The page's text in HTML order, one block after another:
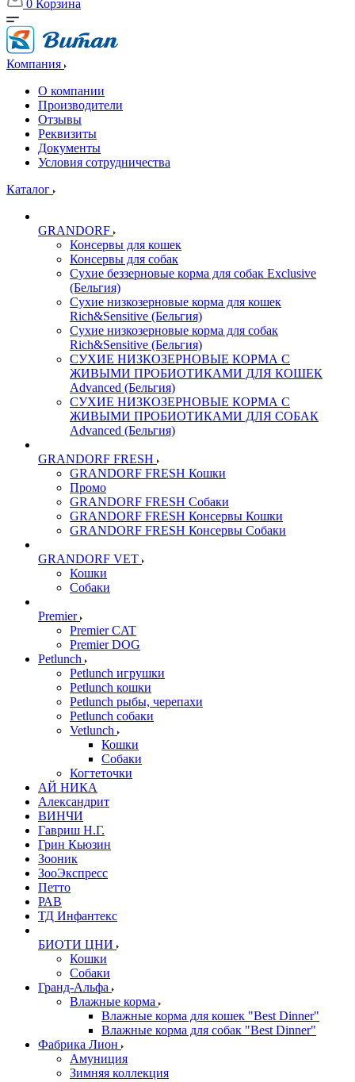
0 Корзина
Компания
О компании
Производители
Отзывы
Реквизиты
Документы
Условия сотрудничества
Каталог
GRANDORF
Консервы для кошек
Консервы для собак
Сухие беззерновые корма для собак Exclusive
(Бельгия)
Сухие низкозерновые корма для кошек
Rich&Sensitive (Бельгия)
Сухие низкозерновые корма для собак
Rich&Sensitive (Бельгия)
СУХИЕ НИЗКОЗЕРНОВЫЕ КОРМА С
ЖИВЫМИ ПРОБИОТИКАМИ ДЛЯ КОШЕК
Advanced (Бельгия)
СУХИЕ НИЗКОЗЕРНОВЫЕ КОРМА С
ЖИВЫМИ ПРОБИОТИКАМИ ДЛЯ СОБАК
Advanced (Бельгия)
GRANDORF FRESH
GRANDORF FRESH Кошки
Промо
GRANDORF FRESH Собаки
GRANDORF FRESH Консервы Кошки
GRANDORF FRESH Консервы Собаки
GRANDORF VET
Кошки
Собаки
Premier
Premier CAT
Premier DOG
Petlunch
Petlunch игрушки
Petlunch кошки
Petlunch рыбы, черепахи
Petlunch собаки
Vetlunch
Кошки
Собаки
Когтеточки
АЙ НИКА
Александрит
ВИНЧИ
Гавриш Н.Г.
Грин Кьюзин
Зооник
ЗооЭкспресс
Петто
РАВ
ТД Инфантекс
БИОТИ ЦНИ
Кошки
Собаки
Гранд-Альфа
Влажные корма
Влажные корма для кошек "Best Dinner"
Влажные корма для собак "Best Dinner"
Фабрика Лион
Амуниция
Зимняя коллекция